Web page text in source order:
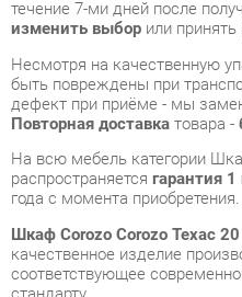
Повторная доставкатовара -
На всю мебель категории
распространяетсягарантия 1
года с момента приобретения.
Шкаф Corozo Corozo Техас 20
соответствующее
стандарту.
будем рады, если вы оставите
использования, который
будущим покупателям.